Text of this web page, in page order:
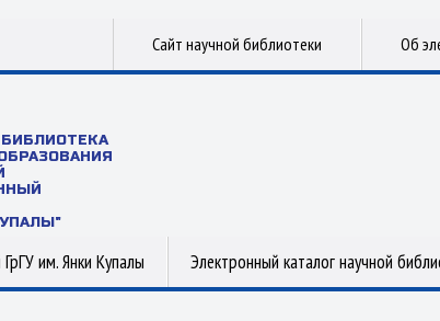
Сайт научной библиотеки Об
им. Янки Купалы Электронный каталог научной